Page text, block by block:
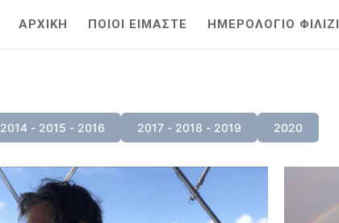
ΑΡΧΙΚΗ ΠΟΙΟΙ ΕΙΜΑΣΤΕ ΗΜΕΡΟΛΟΓΙΟ ΦΙΛΙΖΙ
2014 - 2015 - 2016 2017 - 2018 - 2019 2020